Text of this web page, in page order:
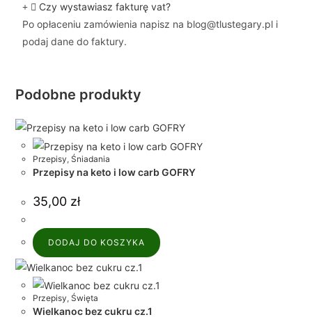
Czy wystawiasz fakturę vat?
Po opłaceniu zamówienia napisz na blog@tlustegary.pl i
podaj dane do faktury.
Podobne produkty
Przepisy,Śniadania
Przepisy na keto i low carb GOFRY
35,00 zł
DODAJ DO KOSZYKA
Przepisy,Święta
Wielkanoc bez cukru cz.1